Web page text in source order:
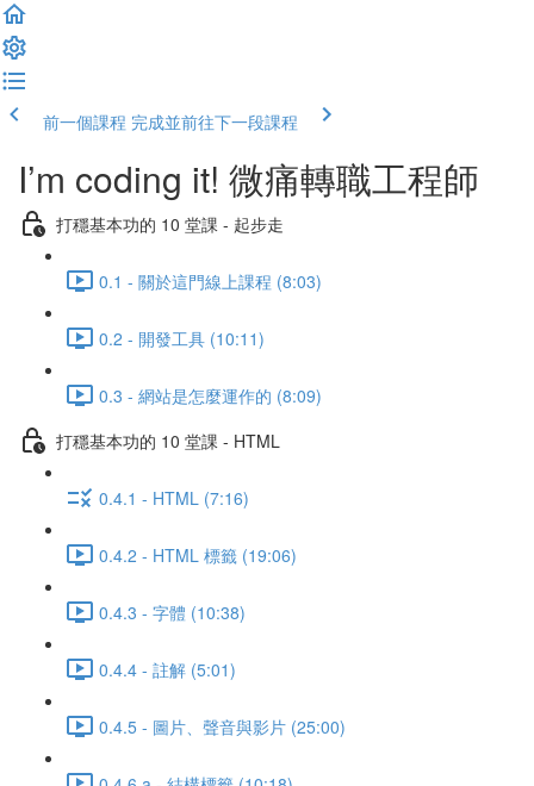
前一個課程 完成並前往下一段課程
I’m coding it! 微痛轉職工程師
打穩基本功的 10 堂課 - 起步走
0.1 - 關於這門線上課程 (8:03)
0.2 - 開發工具 (10:11)
0.3 - 網站是怎麼運作的 (8:09)
打穩基本功的 10 堂課 - HTML
0.4.1 - HTML (7:16)
0.4.2 - HTML 標籤 (19:06)
0.4.3 - 字體 (10:38)
0.4.4 - 註解 (5:01)
0.4.5 - 圖片、聲音與影片 (25:00)